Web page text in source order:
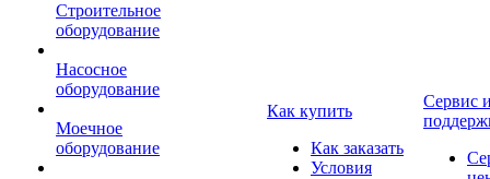
Строительное
оборудование
Насосное
оборудование
Моечное
оборудование
Как купить
Как заказать
Условия
Сервис